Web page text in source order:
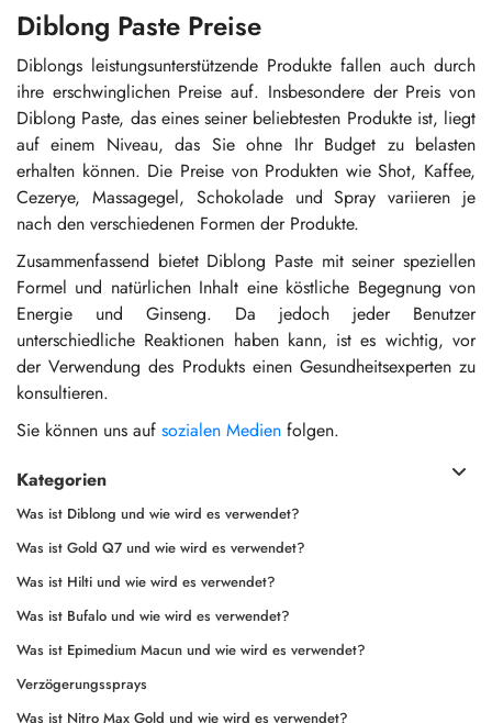
Diblong Paste Preise
Diblongs leistungsunterstützende Produkte fallen auch durch
ihre erschwinglichen Preise auf. Insbesondere der Preis von
Diblong Paste, das eines seiner beliebtesten Produkte ist, liegt
auf einem Niveau, das Sie ohne Ihr Budget zu belasten
erhalten können. Die Preise von Produkten wie Shot, Kaffee,
Cezerye, Massagegel, Schokolade und Spray variieren je
nach den verschiedenen Formen der Produkte.
Zusammenfassend bietet Diblong Paste mit seiner speziellen
Formel und natürlichen Inhalt eine köstliche Begegnung von
Energie und Ginseng. Da jedoch jeder Benutzer
unterschiedliche Reaktionen haben kann, ist es wichtig, vor
der Verwendung des Produkts einen Gesundheitsexperten zu
konsultieren.
Sie können uns auf sozialen Medien folgen.
Kategorien
Was ist Diblong und wie wird es verwendet?
Was ist Gold Q7 und wie wird es verwendet?
Was ist Hilti und wie wird es verwendet?
Was ist Bufalo und wie wird es verwendet?
Was ist Epimedium Macun und wie wird es verwendet?
Verzögerungssprays
Was ist Nitro Max Gold und wie wird es verwendet?